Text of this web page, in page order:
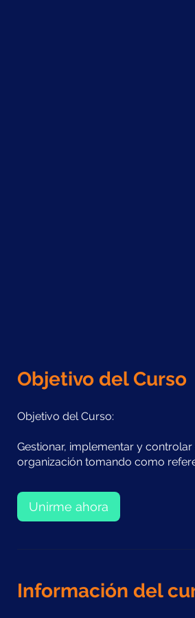
Objetivo del Curso
Objetivo del Curso:
Gestionar, implementar y
organización tomando como
Unirme ahora
Información del